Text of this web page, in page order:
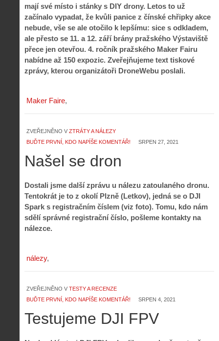
mají své místo i stánky s DIY drony. Letos to už
začínalo vypadat, že kvůli panice z čínské chřipky akce
nebude, vše se ale otočilo k lepšímu: sice s odkladem,
ale přesto se 11. a 12. září brány pražského Výstaviště
přece jen otevřou. 4. ročník pražského Maker Fairu
nabídne až 150 expozic. Zveřejňujeme text tiskové
zprávy, kterou organizátoři DroneWebu poslali.
Maker Faire
ZVEŘEJNĚNO V ZTRÁTY A NÁLEZY
BUĎTE PRVNÍ, KDO NAPÍŠE KOMENTÁŘ!
SRPEN 27, 2021
Našel se dron
Dostali jsme další zprávu u nálezu zatoulaného dronu.
Tentokrát je to z okolí Plzně (Letkov), jedná se o DJI
Spark s registračním číslem (viz foto). Tomu, kdo nám
sdělí správné registrační číslo, pošleme kontakty na
nálezce.
nálezy
ZVEŘEJNĚNO V TESTY A RECENZE
BUĎTE PRVNÍ, KDO NAPÍŠE KOMENTÁŘ!
SRPEN 4, 2021
Testujeme DJI FPV